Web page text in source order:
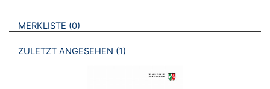
VERWEISE AUF VERMERKTE- ODER ZULETZT ANGESEHENE
MERKLISTE 0 BROSCHÜREN
ZULETZT ANGESEHEN 1 BROSCHÜREN